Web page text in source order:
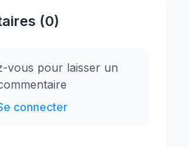
(0)
vous pour laisser un
connecter